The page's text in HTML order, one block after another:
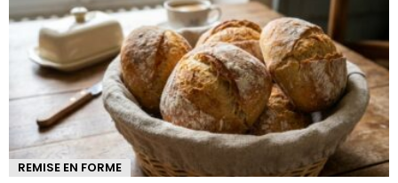
REMISE EN FORME